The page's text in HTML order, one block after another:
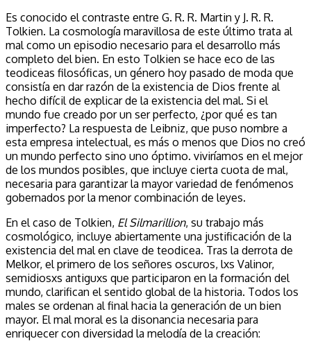
Es conocido el contraste entre G. R. R. Martin y J. R. R.
Tolkien. La cosmología maravillosa de este último trata al
mal como un episodio necesario para el desarrollo más
completo del bien. En esto Tolkien se hace eco de las
teodiceas filosóficas, un género hoy pasado de moda que
consistía en dar razón de la existencia de Dios frente al
hecho difícil de explicar de la existencia del mal. Si el
mundo fue creado por un ser perfecto, ¿por qué es tan
imperfecto? La respuesta de Leibniz, que puso nombre a
esta empresa intelectual, es más o menos que Dios no creó
un mundo perfecto sino uno óptimo. viviríamos en el mejor
de los mundos posibles, que incluye cierta cuota de mal,
necesaria para garantizar la mayor variedad de fenómenos
gobernados por la menor combinación de leyes.
En el caso de Tolkien, El Silmarillion, su trabajo más
cosmológico, incluye abiertamente una justificación de la
existencia del mal en clave de teodicea. Tras la derrota de
Melkor, el primero de los señores oscuros, lxs Valinor,
semidiosxs antiguxs que participaron en la formación del
mundo, clarifican el sentido global de la historia. Todos los
males se ordenan al final hacia la generación de un bien
mayor. El mal moral es la disonancia necesaria para
enriquecer con diversidad la melodía de la creación: